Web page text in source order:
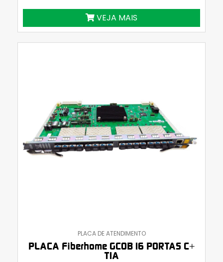
VEJA MAIS
PLACA DE ATENDIMENTO
PLACA Fiberhome GCOB 16 PORTAS C+
T1A